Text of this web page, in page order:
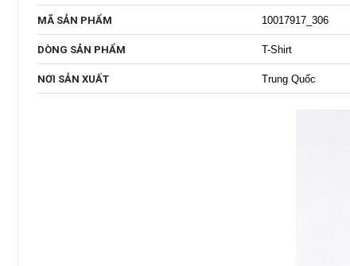
MÃ SẢN PHẨM 10017917_306
DÒNG SẢN PHẨM T-Shirt
NƠI SẢN XUẤT Trung Quốc